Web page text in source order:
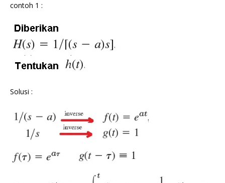
contoh 1 :
Solusi :